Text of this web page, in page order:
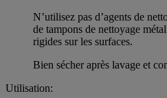
N’utilisez pas d’agents de
de tampons de nettoyage
rigides sur les surfaces.
Bien sécher après lavage et
Utilisation: